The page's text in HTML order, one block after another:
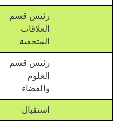
رئيس قسم
العلاقات
المتحفية
رئيس قسم
العلوم
والفضاء
استقبال